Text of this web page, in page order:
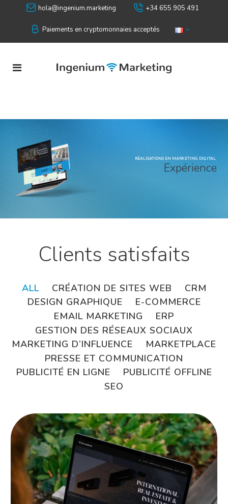
hola@ingenium.marketing +34 655 905 491
Paiements en cryptomonnaies acceptés
RÉALISATIONS EN MARKETING DIGITAL
Expérience
Clients satisfaits
ALL CRÉATION DE SITES WEB
CRM
DESIGN GRAPHIQUE
E-COMMERCE
EMAIL MARKETING
ERP
GESTION DES RÉSEAUX SOCIAUX
MARKETING D’INFLUENCE
MARKETPLACE
PRESSE ET COMMUNICATION
PUBLICITÉ EN LIGNE
PUBLICITÉ OFFLINE
SEO